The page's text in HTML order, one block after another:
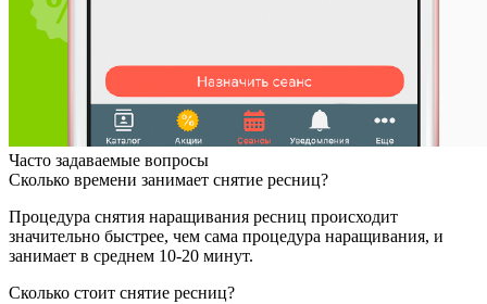
Часто задаваемые вопросы
Сколько времени занимает снятие ресниц?
Процедура снятия наращивания ресниц происходит
значительно быстрее, чем сама процедура наращивания, и
занимает в среднем 10-20 минут.
Сколько стоит снятие ресниц?